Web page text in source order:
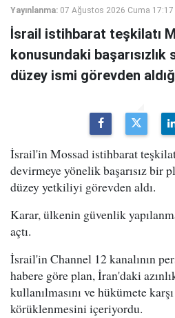
Yayınlanma: 07 Ağustos 2026 Cuma 17:17
İsrail istihbarat teşkilatı
konusundaki
düzey ismi görevden
İsrail'in Mossad istihbarat
devirmeye yönelik başarısız bir
düzey yetkiliyi görevden aldı.
Karar, ülkenin güvenlik
açtı.
İsrail'in Channel 12 kanalının
habere göre plan, İran'daki
kullanılmasını ve hükümete
körüklenmesini içeriyordu.